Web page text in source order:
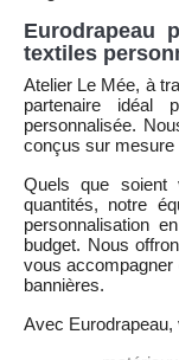
Eurodrapeau
textiles
Atelier Le Mée, à
partenaire idéal
personnalisée.
conçus sur mesure
Quels que soient
quantités, notre
personnalisation
budget. Nous
vous accompagner
bannières.
Avec Eurodrapeau,